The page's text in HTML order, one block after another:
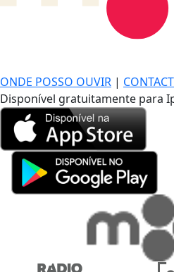
ONDE POSSO OUVIR |
Disponível gratuitamente para